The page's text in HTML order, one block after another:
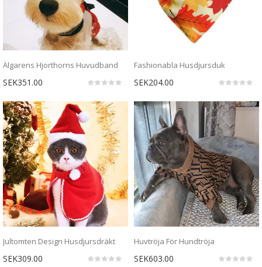
Älgarens Hjorthorns Huvudband
SEK351.00
Fashionabla Husdjursduk
SEK204.00
Jultomten Design Husdjursdräkt
SEK309.00
Huvtröja För Hundtröja
SEK603.00